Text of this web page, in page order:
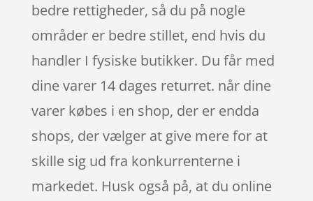
bedre rettigheder, så du på nogle
områder er bedre stillet, end hvis du
handler I fysiske butikker. Du får med
dine varer 14 dages returret. når dine
varer købes i en shop, der er endda
shops, der vælger at give mere for at
skille sig ud fra konkurrenterne i
markedet. Husk også på, at du online